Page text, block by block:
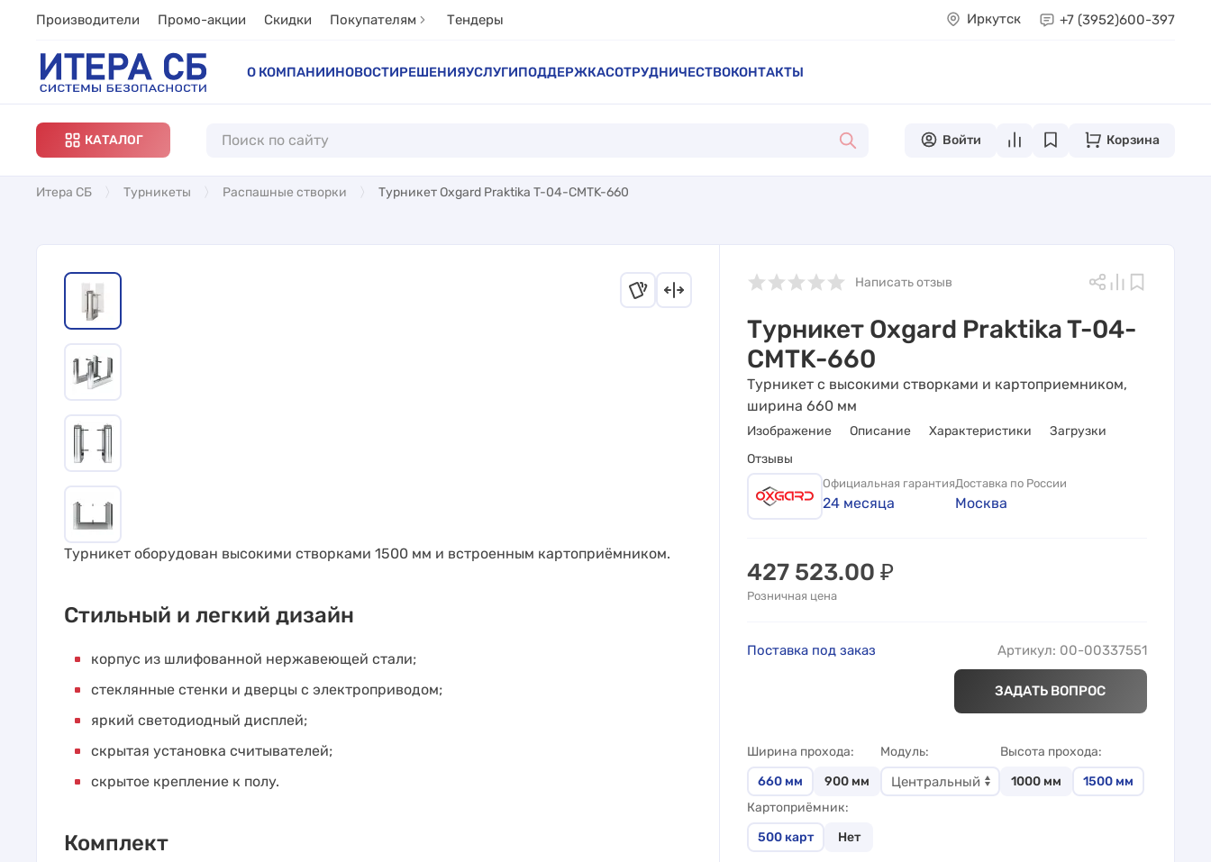
Производители Промо-акции Скидки Покупателям Тендеры Иркутск +7 (3952)600-397
О КОМПАНИИНОВОСТИРЕШЕНИЯУСЛУГИПОДДЕРЖКАСОТРУДНИЧЕСТВОКОНТАКТЫ
КАТАЛОГ Войти Корзина
Итера СБ Турникеты Распашные створки Турникет Oxgard Praktika T-04-CMTK-660
Написать отзыв
Турникет Oxgard Praktika T-04-
CMTK-660
Турникет с высокими створками и картоприемником,
ширина 660 мм
Изображение Описание Характеристики
Загрузки
Отзывы
Официальная гарантия
24 месяца
Доставка по России
Москва
427 523.00 ₽
Розничная цена
Поставка под заказ Артикул: 00-00337551
ЗАДАТЬ ВОПРОС
Ширина прохода
660 мм 900 мм
Модуль
Высота прохода
1000 мм 1500 мм
Картоприёмник
500 карт
Нет
Турникет оборудован высокими створками 1500 мм и встроенным картоприёмником.
Стильный и легкий дизайн
корпус из шлифованной нержавеющей стали;
стеклянные стенки и дверцы с электроприводом;
яркий светодиодный дисплей;
скрытая установка считывателей;
скрытое крепление к полу.
Комплект